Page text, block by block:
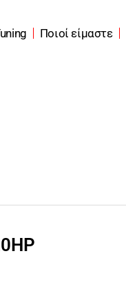
Ποιοί είμαστε